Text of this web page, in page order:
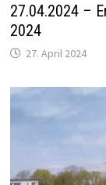
27.04.2024 –
2024
27. April 2024